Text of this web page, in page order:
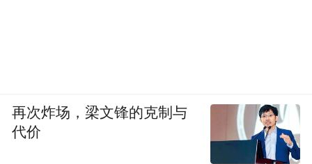
再次炸场，梁文锋的克制与
代价